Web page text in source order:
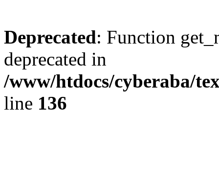
Deprecated: Function
deprecated in
/www/htdocs/cyberaba/
line 136